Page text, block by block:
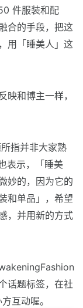
件服装和配
合的手段，把这
用「睡美人」这
和博主一样，
指并非大家熟
表示，「睡美
妙的，因为它的
和单品」，希望
，并用新的方式
话题标签，在社
互动喔。